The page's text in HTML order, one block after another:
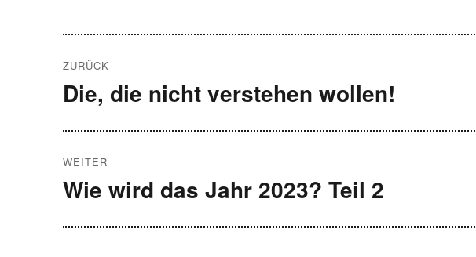
ZURÜCK
Vorheriger
Beitrag:
Die, die nicht verstehen wollen!
WEITER
Nächster
Wie wird das Jahr 2023? Teil 2